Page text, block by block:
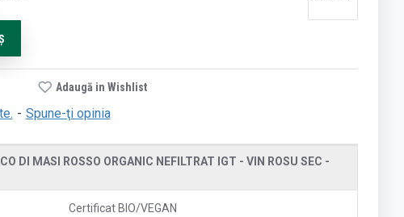
- Spune-ţi opinia
Adaugă in Wishlist
DI MASI ROSSO ORGANIC NEFILTRAT IGT - VIN ROSU SEC -
Certificat BIO/VEGAN